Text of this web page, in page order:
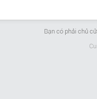
Bạn có phải chủ